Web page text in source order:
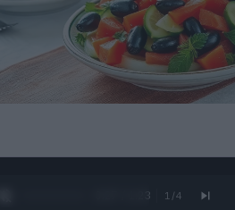
0:28 / 1:23 1 /4